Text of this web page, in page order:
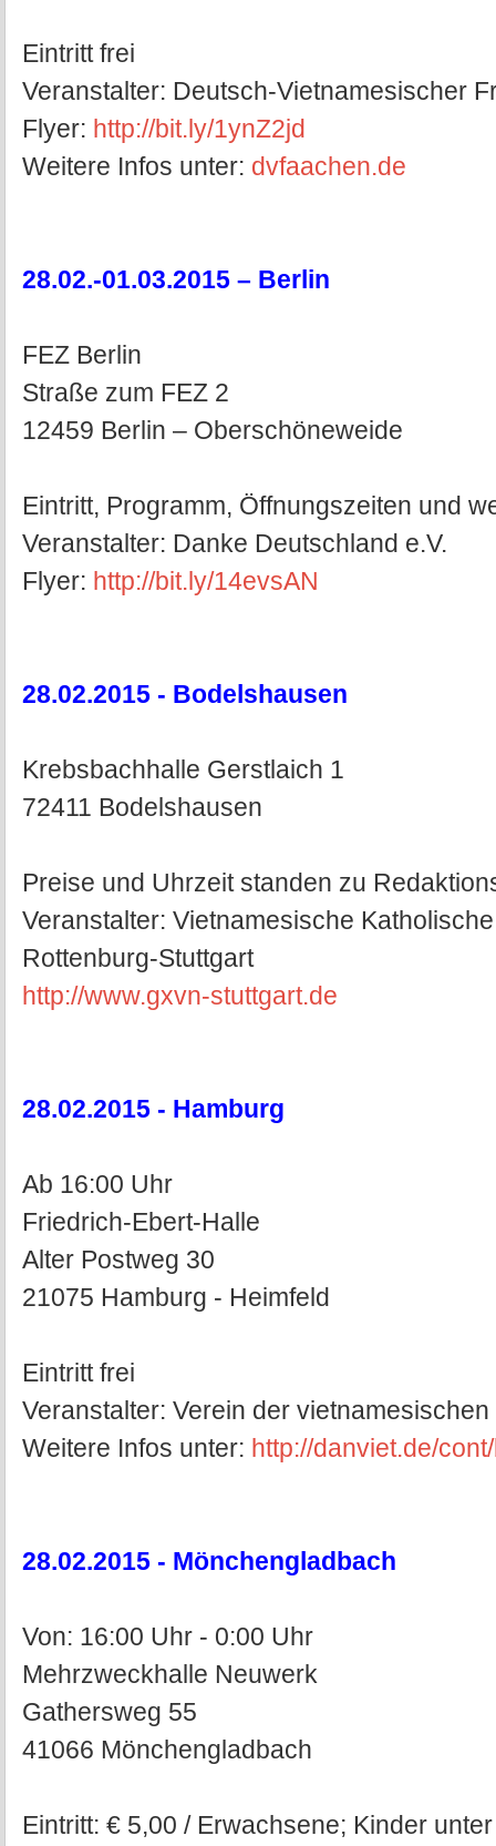
Eintritt frei
Veranstalter: Deutsch-Vietnamesischer
Flyer: http://bit.ly/1ynZ2jd
Weitere Infos unter: dvfaachen.de
28.02.-01.03.2015 – Berlin
FEZ Berlin
Straße zum FEZ 2
12459 Berlin – Oberschöneweide
Eintritt, Programm, Öffnungszeiten und
Veranstalter: Danke Deutschland e.V.
Flyer: http://bit.ly/14evsAN
28.02.2015 - Bodelshausen
Krebsbachhalle Gerstlaich 1
72411 Bodelshausen
Preise und Uhrzeit standen zu
Veranstalter: Vietnamesische
Rottenburg-Stuttgart
http://www.gxvn-stuttgart.de
28.02.2015 - Hamburg
Ab 16:00 Uhr
Friedrich-Ebert-Halle
Alter Postweg 30
21075 Hamburg - Heimfeld
Eintritt frei
Veranstalter: Verein der
Weitere Infos unter: http://danviet.de/
28.02.2015 - Mönchengladbach
Von: 16:00 Uhr - 0:00 Uhr
Mehrzweckhalle Neuwerk
Gathersweg 55
41066 Mönchengladbach
Eintritt: € 5,00 / Erwachsene; Kinder